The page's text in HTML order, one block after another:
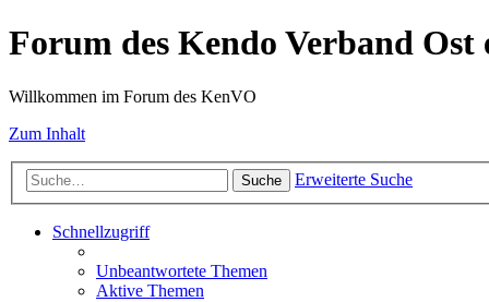
Forum des Kendo Verband Ost
Willkommen im Forum des KenVO
Zum Inhalt
Suche Erweiterte Suche
Schnellzugriff
Unbeantwortete Themen
Aktive Themen